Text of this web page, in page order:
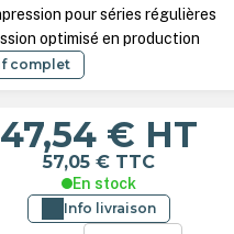
pour séries régulières
optimisé en production
complet
47,54 € HT
57,05 € TTC
En stock
Info livraison